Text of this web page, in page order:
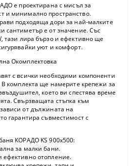
е проектирана с мисъл за
и минимално пространство.
подходяща дори за най-малките
сантиметър е от значение. Със
, тази лира бързо и ефективно ще
уют и комфорт.
Окомплектовка
с всички необходими компоненти
комплекта ще намерите крепежи за
, което ви спестява време
Свързващата стъпка към
от дължината на
гарантира съвместимост с
КОРАДО KS 900x500:
за малки бани.
ефективно отопление.